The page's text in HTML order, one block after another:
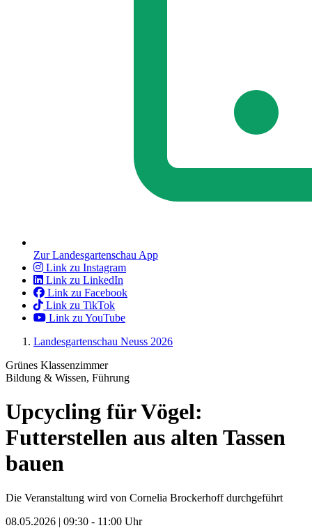
Zur Landesgartenschau App
Link zu Instagram
Link zu LinkedIn
Link zu Facebook
Link zu TikTok
Link zu YouTube
Landesgartenschau Neuss 2026
Grünes Klassenzimmer
Bildung & Wissen, Führung
Upcycling für Vögel:
Futterstellen aus alten Tassen
bauen
Die Veranstaltung wird von Cornelia Brockerhoff durchgeführt
08.05.2026 | 09:30 - 11:00 Uhr